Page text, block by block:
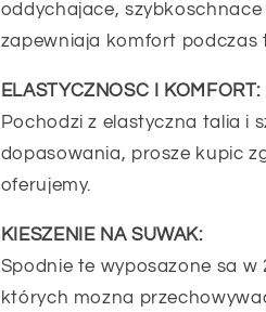
oddychajace,
zapewniaja komfort podczas
ELASTYCZNOSC I KOMFORT:
Pochodzi z elastyczna talia i
dopasowania, prosze kupic
oferujemy.
KIESZENIE NA SUWAK:
Spodnie te wyposazone sa w
których mozna